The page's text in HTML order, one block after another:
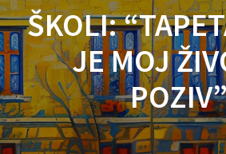
ŠKOLI:
JE MOJ